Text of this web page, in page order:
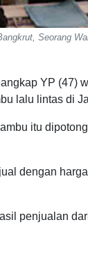
Seorang
YP (47)
lalu lintas di
itu
dengan
penjualan